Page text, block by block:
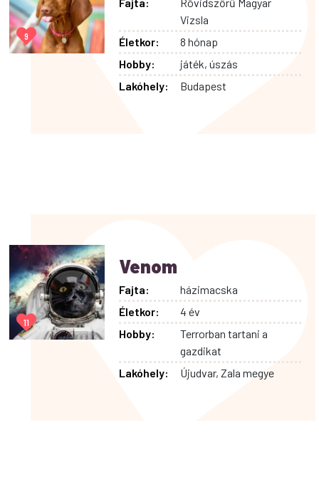
9
Vizsla
Életkor:
8 hónap
Hobby:
játék, úszás
Lakóhely:
Budapest
11
Venom
Fajta:
házimacska
Életkor:
4 év
Hobby:
Terrorban tartani a
gazdikat
Lakóhely:
Újudvar, Zala megye